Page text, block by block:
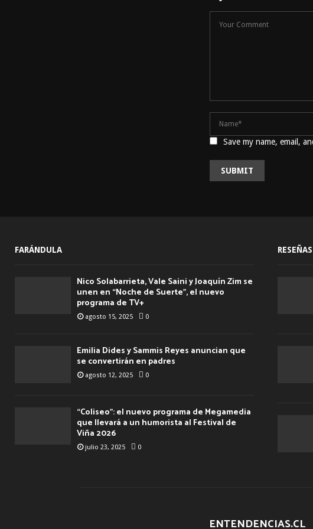
Save my name, email,
FARÁNDULA
Nico Solabarrieta, Vale Saini y Joaquín Zim se
unen en “Noche de Suerte”, el nuevo
programa de TV+
agosto 15, 2025 0
Emilia Dides y Sammis Reyes anuncian que
se convertirán en padres
agosto 12, 2025 0
“Coliseo”: el nuevo programa de Megamedia
que llevará a un humorista al Festival de
Viña 2026
julio 23, 2025 0
RESEÑAS
ENTENDENCIAS.CL